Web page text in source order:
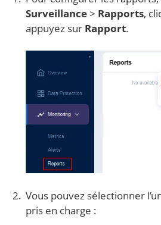
Surveillance> Rapports,
appuyez sur Rapport.
Vous pouvez sélectionner
pris en charge :